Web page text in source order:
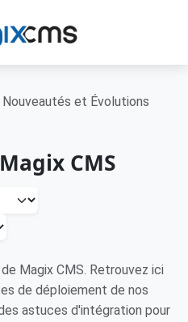
et Évolutions
CMS
Magix CMS. Retrouvez ici
de déploiement de nos
astuces d'intégration pour